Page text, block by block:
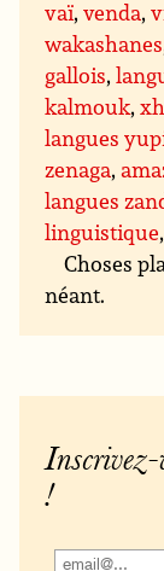
vaï,venda,
wakashanes
gallois,
kalmouk,
langues
zenaga,
langues
linguistique
Choses
néant.
!